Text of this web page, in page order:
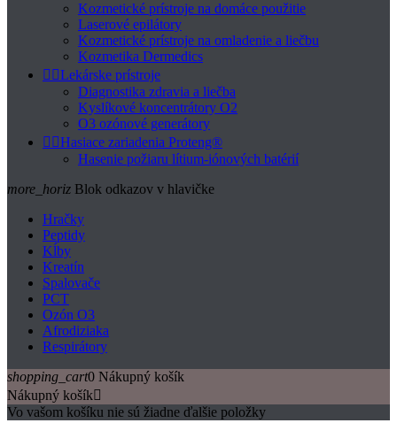
Kozmetické prístroje na domáce použitie
Laserové epilátory
Kozmetické prístroje na omladenie a liečbu
Kozmetika Dermedics
 Lekárske prístroje
Diagnostika zdravia a liečba
Kyslíkové koncentrátory O2
O3 ozónové generátory
 Hasiace zariadenia Proteng®
Hasenie požiaru lítium-iónových batérií
more_horiz Blok odkazov v hlavičke
Hračky
Peptidy
Kĺby
Kreatín
Spalovače
PCT
Ozón O3
Afrodiziaka
Respirátory
shopping_cart0 Nákupný košík
Nákupný košík
Vo vašom košíku nie sú žiadne ďalšie položky